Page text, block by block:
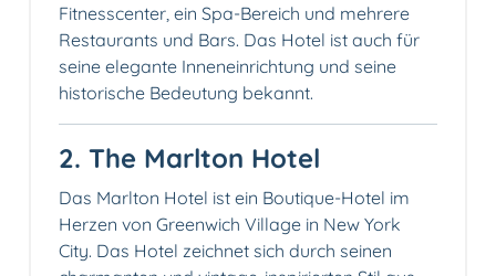
Fitnesscenter, ein Spa-Bereich und mehrere
Restaurants und Bars. Das Hotel ist auch für
seine elegante Inneneinrichtung und seine
historische Bedeutung bekannt.
2. The Marlton Hotel
Das Marlton Hotel ist ein Boutique-Hotel im
Herzen von Greenwich Village in New York
City. Das Hotel zeichnet sich durch seinen